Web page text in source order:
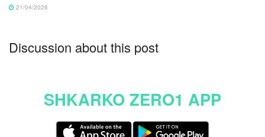
21/04/2026
Discussion about this post
SHKARKO ZERO1 APP